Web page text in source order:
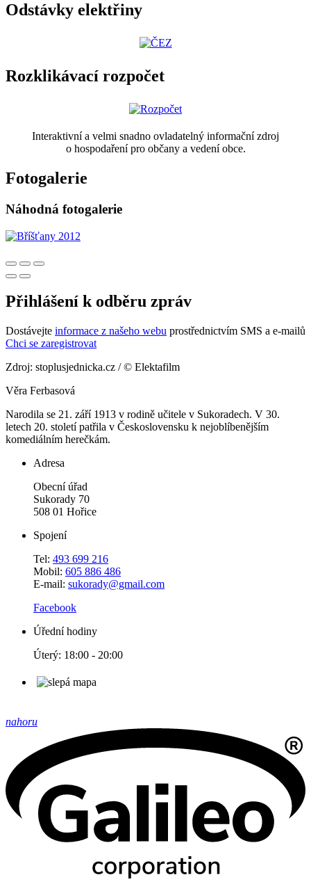
Odstávky elektřiny
Rozklikávací rozpočet
Interaktivní a velmi snadno ovladatelný informační zdroj
o hospodaření pro občany a vedení obce.
Fotogalerie
Náhodná fotogalerie
Přihlášení k odběru zpráv
Dostávejte informace z našeho webu prostřednictvím SMS a e-mailů
Chci se zaregistrovat
Zdroj: stoplusjednicka.cz / © Elektafilm
Věra Ferbasová
Narodila se 21. září 1913 v rodině učitele v Sukoradech. V 30.
letech 20. století patřila v Československu k nejoblíbenějším
komediálním herečkám.
Adresa
Obecní úřad
Sukorady 70
508 01 Hořice
Spojení
Tel: 493 699 216
Mobil: 605 886 486
E-mail: sukorady@gmail.com
Facebook
Úřední hodiny
Úterý: 18:00 - 20:00
nahoru